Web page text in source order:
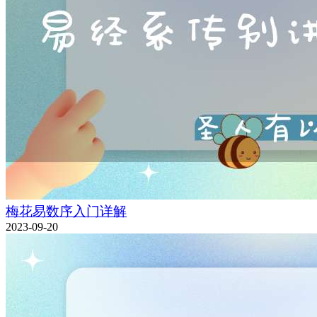
梅花易数序入门详解
2023-09-20